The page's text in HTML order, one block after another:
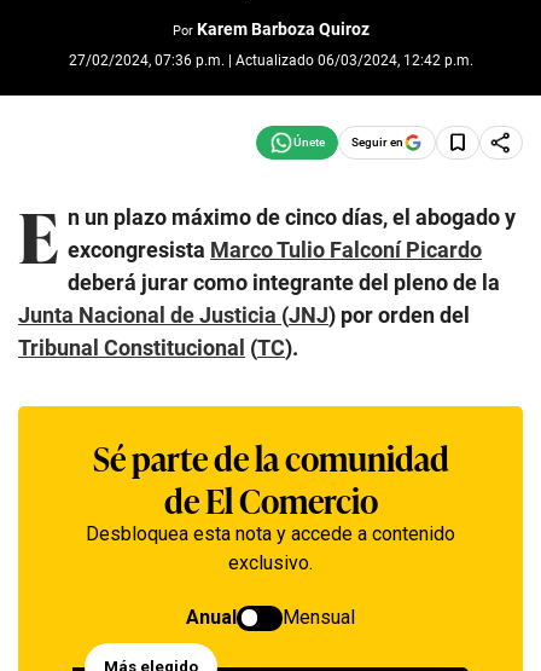
Por Karem Barboza Quiroz
27/02/2024, 07:36 p.m. | Actualizado 06/03/2024, 12:42 p.m.
Seguir en
E n un plazo máximo de cinco días, el abogado y
excongresista Marco Tulio Falconí Picardo
deberá jurar como integrante del pleno de la
Junta Nacional de Justicia (JNJ) por orden del
Tribunal Constitucional (TC).